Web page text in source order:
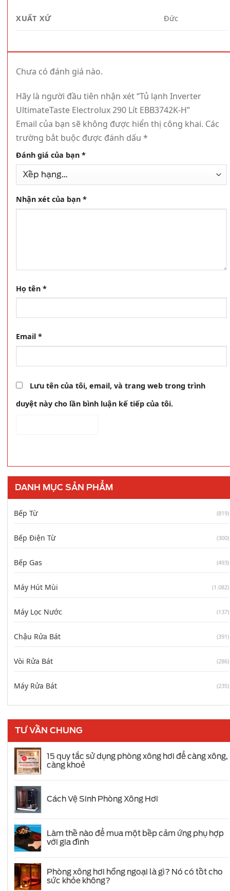
XUẤT XỨ Đức
Chưa có đánh giá nào.
Hãy là người đầu tiên nhận xét “Tủ lạnh Inverter
UltimateTaste Electrolux 290 Lít EBB3742K-H”
Email của bạn sẽ không được hiển thị công khai. Các
trường bắt buộc được đánh dấu *
Đánh giá của bạn *
Nhận xét của bạn *
Họ tên *
Email *
Lưu tên của tôi, email, và trang web trong trình
duyệt này cho lần bình luận kế tiếp của tôi.
DANH MỤC SẢN PHẨM
Bếp Từ (819)
Bếp Điện Từ (300)
Bếp Gas (493)
Máy Hút Mùi (1.082)
Máy Lọc Nước (137)
Chậu Rửa Bát (391)
Vòi Rửa Bát (286)
Máy Rửa Bát (235)
TƯ VẤN CHUNG
15 quy tắc sử dụng phòng xông hơi để càng xông,
càng khoẻ
Cách Vệ Sinh Phòng Xông Hơi
Làm thế nào để mua một bếp cảm ứng phụ hợp
với gia đình
Phòng xông hơi hồng ngoại là gì? Nó có tốt cho
sức khỏe không?